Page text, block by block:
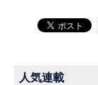
人気連載